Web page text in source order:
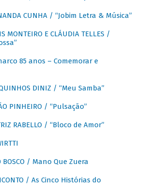
CUNHA / “Jobim Letra & Música”
MONTEIRO E CLÁUDIA TELLES /
85 anos – Comemorar e
DINIZ / “Meu Samba”
PINHEIRO / “Pulsação”
RABELLO / “Bloco de Amor”
BOSCO / Mano Que Zuera
/ As Cinco Histórias do